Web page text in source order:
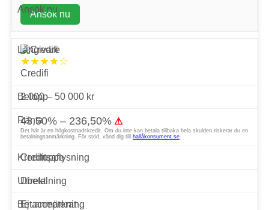
Ansök nu
★★★★☆
Credifi
2 000 – 50 000 kr
43,50% – 236,50% ⚠
Det här är en högkostnadskredit. Om du inte kan betala tillbaka hela skulden riskerar du en
betalningsanmärkning. För stöd, vänd dig till hallåkonsument.se
Creditsafe
Direkt
Ej accepterat